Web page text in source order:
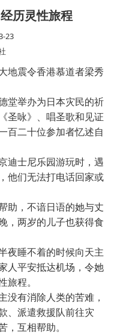
历灵性旅程
23
地震令香港慕道者梁秀
举办为日本灾民的祈
圣咏》、唱圣歌和见证
百二十位参加者忆述自
士尼乐园游玩时，遇
他们无法打电话回家或
，不谙日语的她与丈
，两岁的儿子也获得食
睡不着的时候向天主
人平安抵达机场，令她
程。
有消除人类的苦难，
、派遣救援队前往灾
互相帮助。